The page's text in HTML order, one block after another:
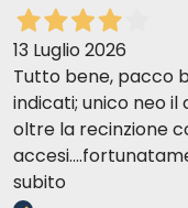
13 Luglio 2026
Tutto bene, pacco
indicati; unico neo
oltre la recinzione
subito